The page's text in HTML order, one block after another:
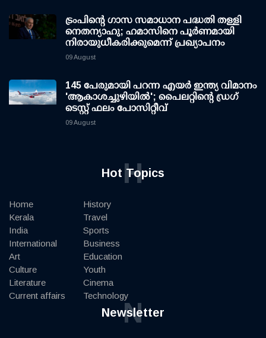
ട്രംപിന്റെ ഗാസ സമാധാന പദ്ധതി തള്ളി
നെതന്യാഹു; ഹമാസിനെ പൂര്‍ണമായി
നിരായുധീകരിക്കുമെന്ന് പ്രഖ്യാപനം
09 August
145 പേരുമായി പറന്ന എയര്‍ ഇന്ത്യ വിമാനം
'ആകാശച്ചുഴിയില്‍'; പൈലറ്റിന്റെ ഡ്രഗ്
ടെസ്റ്റ് ഫലം പോസിറ്റീവ്
09 August
Hot Topics
H
Home
Kerala
India
International
Art
Culture
Literature
Current affairs
History
Travel
Sports
Business
Education
Youth
Cinema
Technology
Newsletter
N